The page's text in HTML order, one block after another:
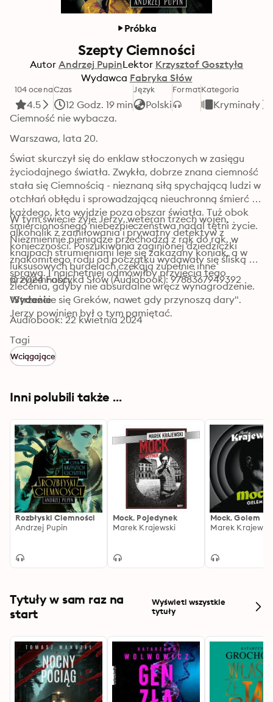
Próbka
Szepty Ciemności
Autor Andrzej PupinLektor Krzysztof Gosztyła
Wydawca Fabryka Słów
104 ocena
4.5
Czas
12 Godz. 19 min
Język
Polski
FormatKategoria
Kryminały
Ciemność nie wybacza.
Warszawa, lata 20.
Świat skurczył się do enklaw stłoczonych w zasięgu
życiodajnego światła. Zwykła, dobrze znana ciemność
stała się Ciemnością - nieznaną siłą spychającą ludzi w
otchłań obłędu i sprowadzającą nieuchronną śmierć na
każdego, kto wyjdzie poza obszar światła. Tuż obok
śmiercionośnego niebezpieczeństwa nadal tętni życie.
Niezmiennie pieniądze przechodzą z rąk do rąk, w
knajpach strumieniami leje się zakazany koniak, a w
luksusowych burdelach czekają zupełnie inne
przyjemności.
W tym świecie żyje Jerzy, weteran trzech wojen,
alkoholik z zamiłowania i prywatny detektyw z
konieczności. Poszukiwania zaginionej dziedziczki
znakomitego rodu od początku wydawały się śliską
sprawą. I najchętniej odmówiłby przyjęcia tego
zlecenia, gdyby nie absurdalne wręcz wynagrodzenie.
"Strzeżcie się Greków, nawet gdy przynoszą dary".
Jerzy powinien był o tym pamiętać.
© 2024 Fabryka Słów (Audiobook): 9788367949392
Wydanie
Audiobook: 22 kwietnia 2024
Tagi
Wciągające
Inni polubili także ...
Rozbłyski Ciemności
Andrzej Pupin
Mock. Pojedynek
Marek Krajewski
Mock. Golem
Marek Krajewski
Tytuły w sam raz na
start
Wyświetl wszystkie
tytuły